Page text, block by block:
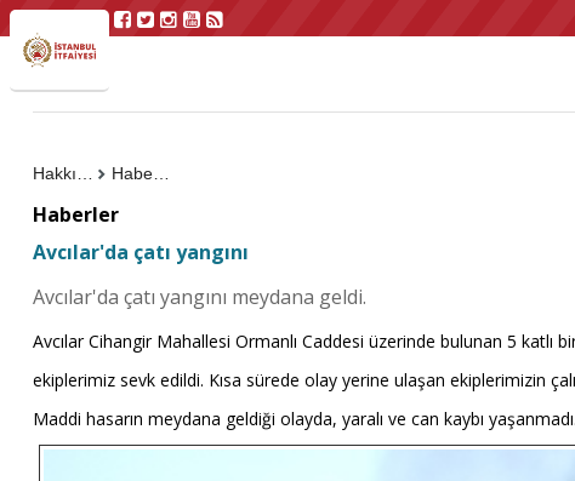
Haberler
Haberler
Avcılar'da çatı yangını
Avcılar'da çatı yangını meydana geldi.
Avcılar Cihangir Mahallesi Ormanlı Caddesi üzerinde bulunan 5 katlı
ekiplerimiz sevk edildi. Kısa sürede olay yerine ulaşan ekiplerimizin
Maddi hasarın meydana geldiği olayda, yaralı ve can kaybı yaşanmadı.